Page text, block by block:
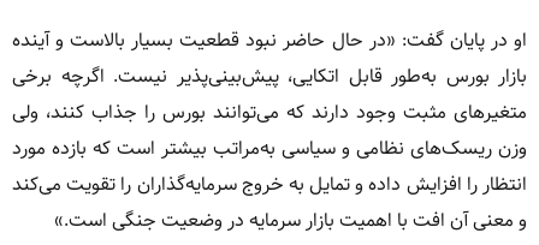
او در پایان گفت: «در حال حاضر نبود قطعیت بسیار بالاست و آینده
بازار بورس به‌طور قابل اتکایی، پیش‌بینی‌پذیر نیست. اگرچه برخی
متغیرهای مثبت وجود دارند که می‌توانند بورس را جذاب کنند، ولی
وزن ریسک‌های نظامی و سیاسی به‌مراتب بیشتر است که بازده مورد
انتظار را افزایش داده و تمایل به خروج سرمایه‌گذاران را تقویت می‌کند
و معنی آن افت با اهمیت بازار سرمایه در وضعیت جنگی است.»